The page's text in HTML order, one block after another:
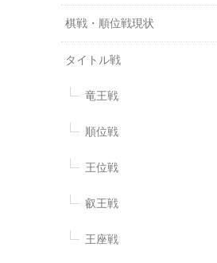
棋戦・順位戦現状
タイトル戦
竜王戦
順位戦
王位戦
叡王戦
王座戦